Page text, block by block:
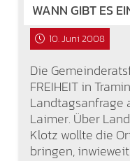
WANN GIBT ES
10. Juni 2008
Die
FREIHEIT in
Landtagsanfrage
Laimer. Über
Klotz wollte die
bringen,